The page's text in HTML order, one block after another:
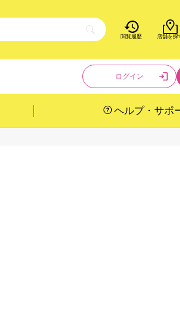
閲覧履歴 店舗を探
ログイン
ヘルプ・サポ